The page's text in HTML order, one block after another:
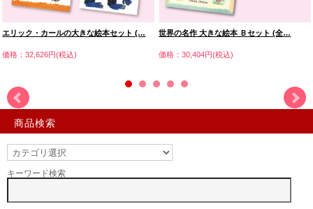
エリック・カールの大きな絵本セット (…
価格：32,626円(税込)
世界の名作 大きな絵本 Ｂセット (全…
価格：30,404円(税込)
商品検索
キーワード検索